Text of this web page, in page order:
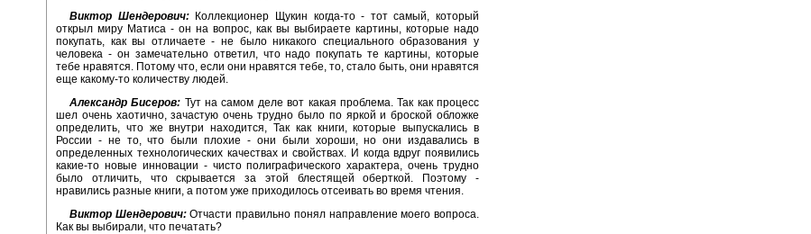
Виктор Шендерович:Коллекционер Щукин когда-то - тот самый, который
открыл миру Матиса - он на вопрос, как вы выбираете картины, которые надо
покупать, как вы отличаете - не было никакого специального образования у
человека - он замечательно ответил, что надо покупать те картины, которые
тебе нравятся. Потому что, если они нравятся тебе, то, стало быть, они нравятся
еще какому-то количеству людей.
Александр Бисеров: Тут на самом деле вот какая проблема. Так как процесс
шел очень хаотично, зачастую очень трудно было по яркой и броской обложке
определить, что же внутри находится, Так как книги, которые выпускались в
России - не то, что были плохие - они были хороши, но они издавались в
определенных технологических качествах и свойствах. И когда вдруг появились
какие-то новые инновации - чисто полиграфического характера, очень трудно
было отличить, что скрывается за этой блестящей оберткой. Поэтому -
нравились разные книги, а потом уже приходилось отсеивать во время чтения.
Виктор Шендерович:Отчасти правильно понял направление моего вопроса.
Как вы выбирали, что печатать?